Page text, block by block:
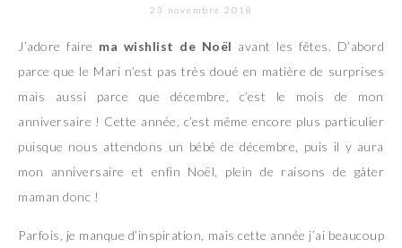
23 novembre 2018
J’adore faire ma wishlist de Noël avant les fêtes. D’abord
parce que le Mari n’est pas très doué en matière de surprises
mais aussi parce que décembre, c’est le mois de mon
anniversaire ! Cette année, c’est même encore plus particulier
puisque nous attendons un bébé de décembre, puis il y aura
mon anniversaire et enfin Noël, plein de raisons de gâter
maman donc !
Parfois, je manque d’inspiration, mais cette année j’ai beaucoup